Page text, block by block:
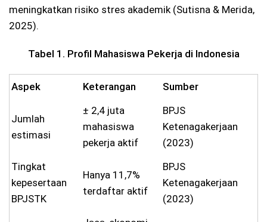
meningkatkan risiko stres akademik (Sutisna & Merida,
2025).
Tabel 1. Profil Mahasiswa Pekerja di Indonesia
Aspek Keterangan Sumber
Jumlah
estimasi
± 2,4 juta
mahasiswa
pekerja aktif
BPJS
Ketenagakerjaan
(2023)
Tingkat
kepesertaan
BPJSTK
Hanya 11,7%
terdaftar aktif
BPJS
Ketenagakerjaan
(2023)